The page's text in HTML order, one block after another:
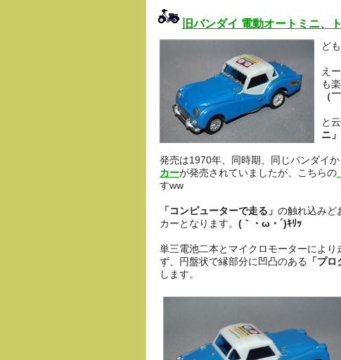
旧バンダイ 電動オートミニ、
ども
え
も
（
と
ニ」
発売は1970年、同時期、同じバンダイ
カーが発売されていましたが、こちらの
すww
「コンピューターで走る」 の触れ込みど
カーとなります。 (｀・ω・´)ｷﾘｯ
単三電池二本とマイクロモーターによ
ず、円盤状で縁部分に凹凸のある
「プ
します。